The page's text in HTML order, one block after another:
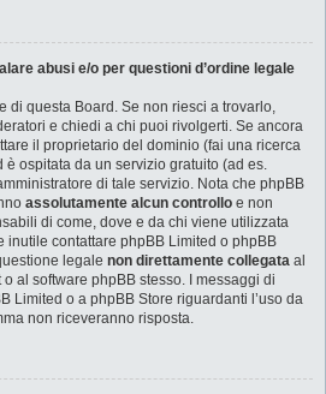
abusi e/o per questioni d’ordine legale
di questa Board. Se non riesci a trovarlo,
e chiedi a chi puoi rivolgerti. Se ancora
il proprietario del dominio (fai una ricerca
è ospitata da un servizio gratuito (ad es.
di tale servizio. Nota che phpBB
assolutamente alcun controllo e non
di come, dove e da chi viene utilizzata
inutile contattare phpBB Limited o phpBB
legale non direttamente collegata al
al software phpBB stesso. I messaggi di
Limited o a phpBB Store riguardanti l’uso da
non riceveranno risposta.